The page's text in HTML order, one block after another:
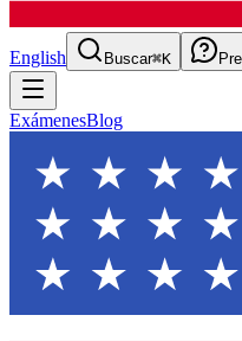
English Buscar⌘K
ExámenesBlog